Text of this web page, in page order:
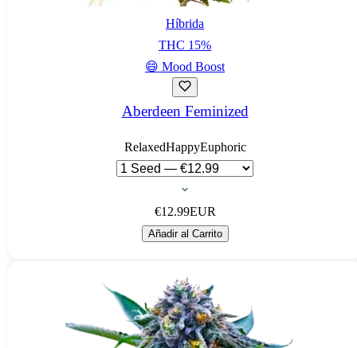
Híbrida
THC 15%
😄 Mood Boost
Aberdeen Feminized
RelaxedHappyEuphoric
€12.99EUR
Añadir al Carrito